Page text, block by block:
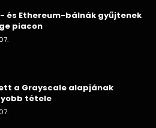
és Ethereum-bálnák gyűjtenek
piacon
a Grayscale alapjának
tétele